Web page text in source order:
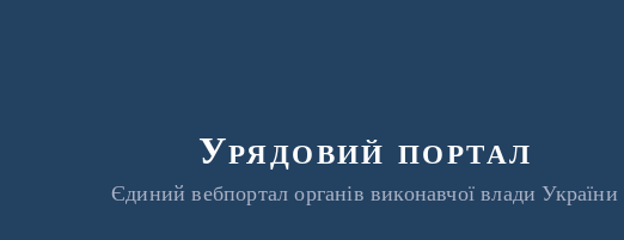
Урядовий портал
Єдиний вебпортал органів виконавчої влади України